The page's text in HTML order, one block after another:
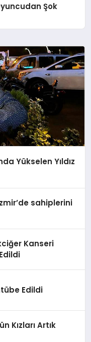
Şok
Yükselen Yıldız
sahiplerini
Kanseri
Edildi
Kızları Artık